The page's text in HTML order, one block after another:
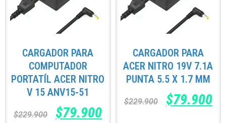
CARGADOR PARA
COMPUTADOR
PORTATÍL ACER NITRO
V 15 ANV15-51
$229.900 $79.900
CARGADOR PARA
ACER NITRO 19V 7.1A
PUNTA 5.5 X 1.7 MM
$229.900 $79.900